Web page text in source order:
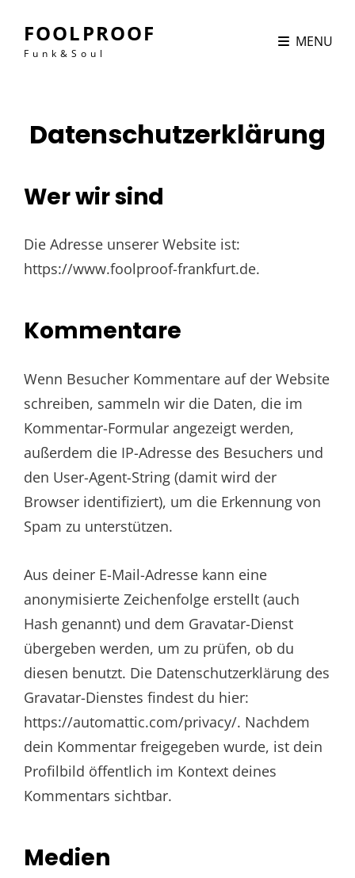
FOOLPROOF
Funk&Soul
MENU
Datenschutzerklärung
Wer wir sind
Die Adresse unserer Website ist:
https://www.foolproof-frankfurt.de.
Kommentare
Wenn Besucher Kommentare auf der Website
schreiben, sammeln wir die Daten, die im
Kommentar-Formular angezeigt werden,
außerdem die IP-Adresse des Besuchers und
den User-Agent-String (damit wird der
Browser identifiziert), um die Erkennung von
Spam zu unterstützen.
Aus deiner E-Mail-Adresse kann eine
anonymisierte Zeichenfolge erstellt (auch
Hash genannt) und dem Gravatar-Dienst
übergeben werden, um zu prüfen, ob du
diesen benutzt. Die Datenschutzerklärung des
Gravatar-Dienstes findest du hier:
https://automattic.com/privacy/. Nachdem
dein Kommentar freigegeben wurde, ist dein
Profilbild öffentlich im Kontext deines
Kommentars sichtbar.
Medien